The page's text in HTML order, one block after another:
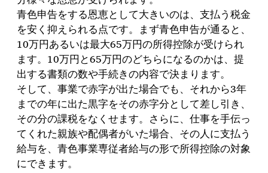
青色申告をする恩恵として大きいのは、支払う税金
を安く抑えられる点です。まず青色申告が通ると、
10万円あるいは最大65万円の所得控除が受けられ
ます。10万円と65万円のどちらになるのかは、提
出する書類の数や手続きの内容で決まります。
そして、事業で赤字が出た場合でも、それから3年
までの年に出た黒字をその赤字分として差し引き、
その分の課税をなくせます。さらに、仕事を手伝っ
てくれた親族や配偶者がいた場合、その人に支払う
給与を、青色事業専従者給与の形で所得控除の対象
にできます。